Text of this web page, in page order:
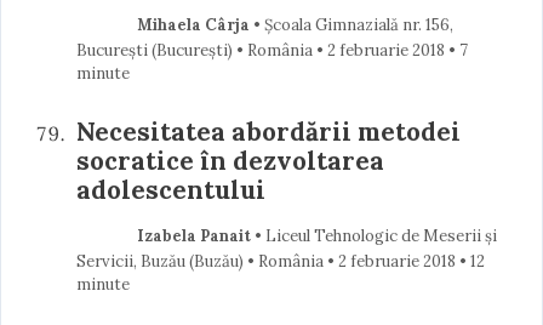
Mihaela Cârja • Școala Gimnazială nr. 156,
București (Bucureşti) • România
2 februarie 2018 • 7
minute
Necesitatea abordării metodei
socratice în dezvoltarea
adolescentului
Izabela Panait• Liceul Tehnologic de Meserii și
Servicii, Buzău (Buzău) • România
2 februarie 2018 • 12
minute